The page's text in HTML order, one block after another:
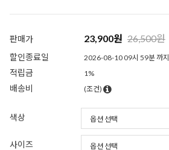
판매가 23,900원 26,500원
할인종료일 2026-08-10 09시 59분 까지
적립금 1%
배송비 (조건)
색상
사이즈